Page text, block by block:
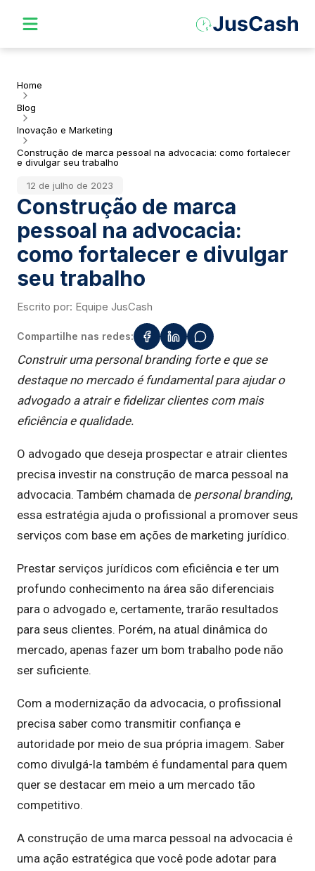
Home
Blog
Inovação e Marketing
Construção de marca pessoal na advocacia: como fortalecer
e divulgar seu trabalho
12 de julho de 2023
Construção de marca
pessoal na advocacia:
como fortalecer e divulgar
seu trabalho
Escrito por: Equipe JusCash
Compartilhe nas redes:
Construir uma personal branding forte e que se
destaque no mercado é fundamental para ajudar o
advogado a atrair e fidelizar clientes com mais
eficiência e qualidade.
O advogado que deseja prospectar e atrair clientes
precisa investir na construção de marca pessoal na
advocacia. Também chamada de personal branding,
essa estratégia ajuda o profissional a promover seus
serviços com base em ações de marketing jurídico.
Prestar serviços jurídicos com eficiência e ter um
profundo conhecimento na área são diferenciais
para o advogado e, certamente, trarão resultados
para seus clientes. Porém, na atual dinâmica do
mercado, apenas fazer um bom trabalho pode não
ser suficiente.
Com a modernização da advocacia, o profissional
precisa saber como transmitir confiança e
autoridade por meio de sua própria imagem. Saber
como divulgá-la também é fundamental para quem
quer se destacar em meio a um mercado tão
competitivo.
A construção de uma marca pessoal na advocacia é
uma ação estratégica que você pode adotar para